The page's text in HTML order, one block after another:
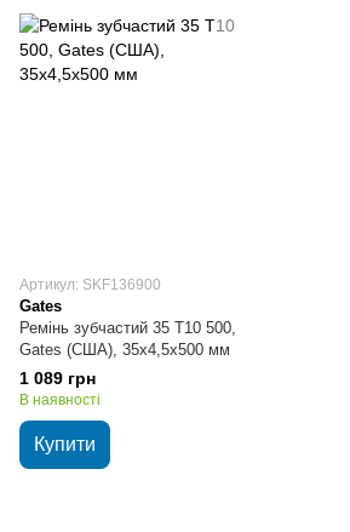
Артикул: SKF136900
Gates
Ремінь зубчастий 35 T10 500,
Gates (США), 35х4,5х500 мм
1 089 грн
В наявності
Купити